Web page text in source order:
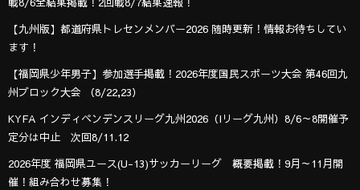
【九州版】都道府県トレセンメンバー2026 随時更新！情報お待ちしてい
ます！
【福岡県少年男子】参加選手掲載！2026年度国民スポーツ大会 第46回九
州ブロック大会 （8/22,23）
KYFA インディペンデンスリーグ九州2026（Iリーグ九州）8/6～8開催予
定分は中止 次回8/11.12
2026年度 福岡県ユース(U-13)サッカーリーグ 概要掲載！9月～11月開
催！組み合わせ募集！